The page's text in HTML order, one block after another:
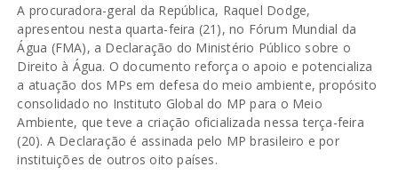
A procuradora-geral da República, Raquel Dodge,
apresentou nesta quarta-feira (21), no Fórum Mundial da
Água (FMA), a Declaração do Ministério Público sobre o
Direito à Água. O documento reforça o apoio e potencializa
a atuação dos MPs em defesa do meio ambiente, propósito
consolidado no Instituto Global do MP para o Meio
Ambiente, que teve a criação oficializada nessa terça-feira
(20). A Declaração é assinada pelo MP brasileiro e por
instituições de outros oito países.